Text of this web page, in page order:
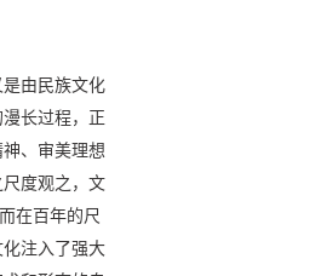
由民族文化
长过程，正
、审美理想
度观之，文
在百年的尺
注入了强大